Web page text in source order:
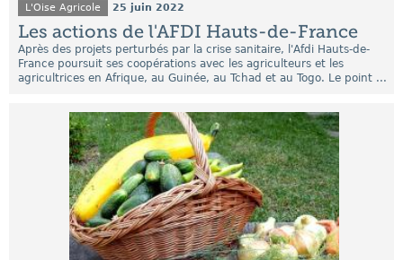
L'Oise Agricole 25 juin 2022
Les actions de l'AFDI Hauts-de-France
Après des projets perturbés par la crise sanitaire, l'Afdi Hauts-de-
France poursuit ses coopérations avec les agriculteurs et les
agricultrices en Afrique, au Guinée, au Tchad et au Togo. Le point ...